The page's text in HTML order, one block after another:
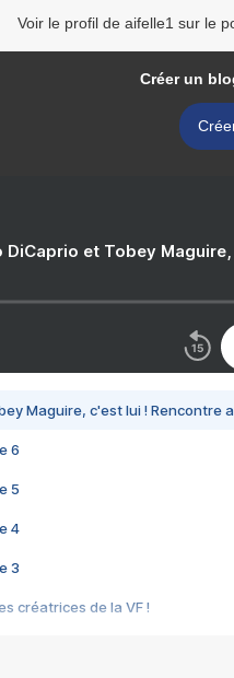
Voir le profil de aifelle1 sur le
Créer un
DiCaprio et Tobey
Maguire, c'est lui ! Rencontre
6
5
4
3
créatrices de la VF !